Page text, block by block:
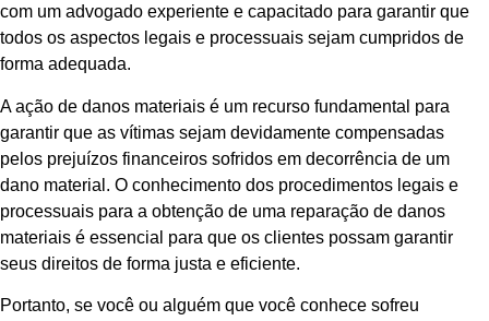
com um advogado experiente e capacitado para garantir que
todos os aspectos legais e processuais sejam cumpridos de
forma adequada.
A ação de danos materiais é um recurso fundamental para
garantir que as vítimas sejam devidamente compensadas
pelos prejuízos financeiros sofridos em decorrência de um
dano material. O conhecimento dos procedimentos legais e
processuais para a obtenção de uma reparação de danos
materiais é essencial para que os clientes possam garantir
seus direitos de forma justa e eficiente.
Portanto, se você ou alguém que você conhece sofreu